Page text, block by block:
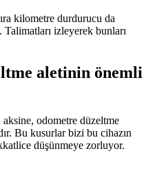
kilometre durdurucu da
izleyerek bunları
aletinin önemli
odometre düzeltme
Bu kusurlar bizi bu cihazın
düşünmeye zorluyor.